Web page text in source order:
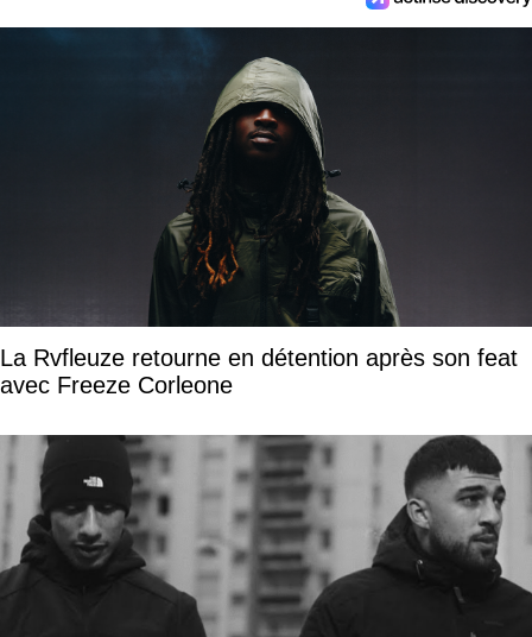
La Rvfleuze retourne en détention après son feat
avec Freeze Corleone